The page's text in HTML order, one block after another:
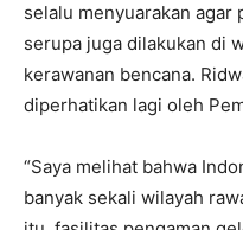
selalu menyuarakan agar
serupa juga dilakukan di
kerawanan bencana.
diperhatikan lagi oleh
“Saya melihat bahwa
banyak sekali wilayah